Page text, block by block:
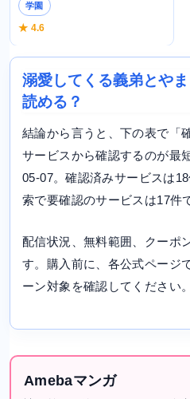
学園
★ 4.6
溺愛してくる義弟とや
読める？
結論から言うと、下の表で「
サービスから確認するのが最
05-07。確認済みサービスは
索で要確認のサービスは17件
配信状況、無料範囲、クーポ
す。購入前に、各公式ページ
ーン対象を確認してください。
Amebaマンガ